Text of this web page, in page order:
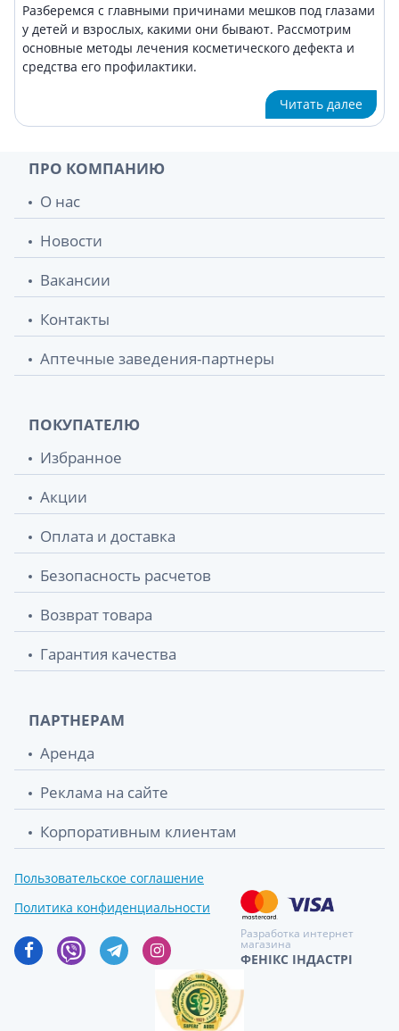
Разберемся с главными причинами мешков под глазами
у детей и взрослых, какими они бывают. Рассмотрим
основные методы лечения косметического дефекта и
средства его профилактики.
Читать далее
ПРО КОМПАНИЮ
О нас
Новости
Вакансии
Контакты
Аптечные заведения-партнеры
ПОКУПАТЕЛЮ
Избранное
Акции
Оплата и доставка
Безопасность расчетов
Возврат товара
Гарантия качества
ПАРТНЕРАМ
Аренда
Реклама на сайте
Корпоративным клиентам
Пользовательское соглашение
Политика конфиденциальности
Разработка интернет
магазина
ФЕНІКС ІНДАСТРІ